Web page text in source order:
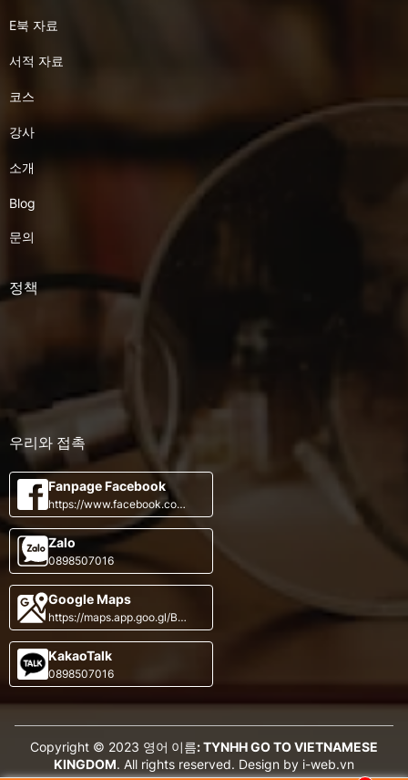
E북 자료
서적 자료
코스
강사
소개
Blog
문의
정책
우리와 접촉
Fanpage Facebook
https://www.facebook.com/
VietnameseKingdom
Zalo
0898507016
Google Maps
https://maps.app.goo.gl/B7
w1qbiWxN4NBP6e9
KakaoTalk
0898507016
Copyright © 2023 영어 이름: TYNHH GO TO VIETNAMESE
KINGDOM. All rights reserved. Design by i-web.vn